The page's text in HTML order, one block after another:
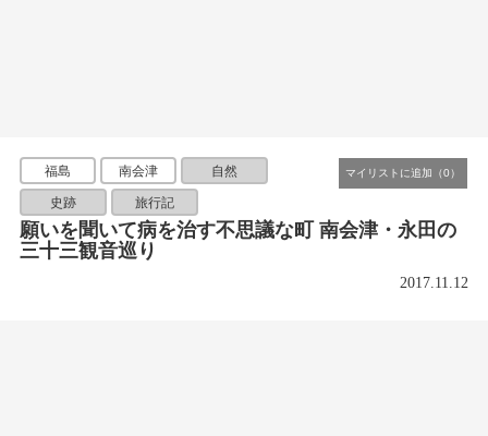
福島 南会津 自然
史跡 旅行記
願いを聞いて病を治す不思議な町 南会津・永田の
三十三観音巡り
2017.11.12